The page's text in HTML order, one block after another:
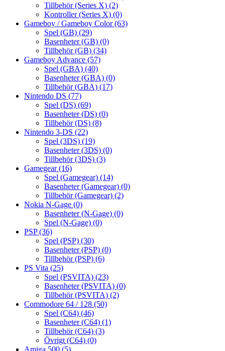
Tillbehör (Series X) (2)
Kontroller (Series X) (0)
Gameboy / Gameboy Color(63)
Spel (GB) (29)
Basenheter (GB) (0)
Tillbehör (GB) (34)
Gameboy Advance (57)
Spel (GBA) (40)
Basenheter (GBA) (0)
Tillbehör (GBA) (17)
Nintendo DS (77)
Spel (DS) (69)
Basenheter (DS) (0)
Tillbehör (DS) (8)
Nintendo 3-DS (22)
Spel (3DS) (19)
Basenheter (3DS) (0)
Tillbehör (3DS) (3)
Gamegear(16)
Spel (Gamegear) (14)
Basenheter (Gamegear) (0)
Tillbehör (Gamegear) (2)
Nokia N-Gage (0)
Basenheter (N-Gage) (0)
Spel (N-Gage) (0)
PSP(36)
Spel (PSP) (30)
Basenheter (PSP) (0)
Tillbehör (PSP) (6)
PS Vita (25)
Spel (PSVITA) (23)
Basenheter (PSVITA) (0)
Tillbehör (PSVITA) (2)
Commodore 64 / 128 (50)
Spel (C64) (46)
Basenheter (C64) (1)
Tillbehör (C64) (3)
Övrigt (C64) (0)